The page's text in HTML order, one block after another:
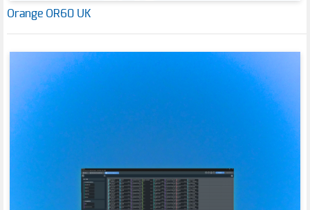
Orange OR60 UK